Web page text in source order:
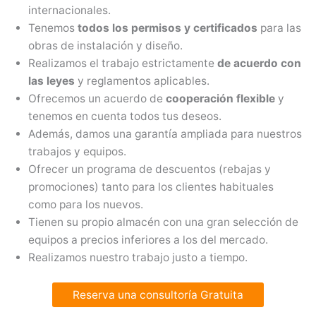
internacionales.
Tenemos todos los permisos y certificados para las
obras de instalación y diseño.
Realizamos el trabajo estrictamente de acuerdo con
las leyes y reglamentos aplicables.
Ofrecemos un acuerdo de cooperación flexible y
tenemos en cuenta todos tus deseos.
Además, damos una garantía ampliada para nuestros
trabajos y equipos.
Ofrecer un programa de descuentos (rebajas y
promociones) tanto para los clientes habituales
como para los nuevos.
Tienen su propio almacén con una gran selección de
equipos a precios inferiores a los del mercado.
Realizamos nuestro trabajo justo a tiempo.
Reserva una consultoría Gratuita